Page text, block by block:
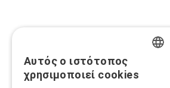
Αυτός ο ιστότοπος
χρησιμοποιεί cookies